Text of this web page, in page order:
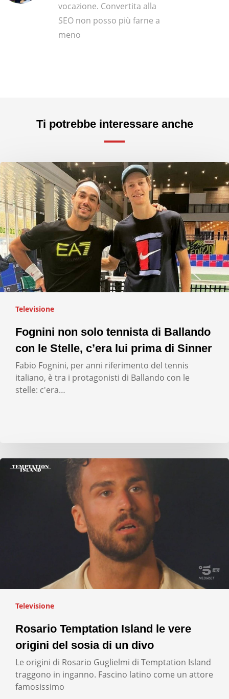
vocazione. Convertita alla
SEO non posso più farne a
meno
Ti potrebbe interessare anche
Televisione
Fognini non solo tennista di Ballando
con le Stelle, c’era lui prima di Sinner
Fabio Fognini, per anni riferimento del tennis
italiano, è tra i protagonisti di Ballando con le
stelle: c'era…
Televisione
Rosario Temptation Island le vere
origini del sosia di un divo
Le origini di Rosario Guglielmi di Temptation Island
traggono in inganno. Fascino latino come un attore
famosissimo